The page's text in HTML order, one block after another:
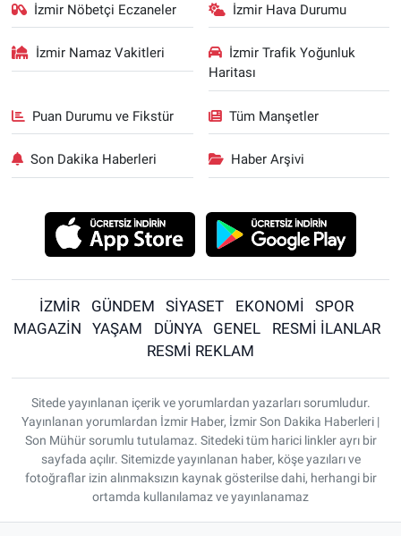
İzmir Nöbetçi Eczaneler İzmir Hava Durumu
İzmir Namaz Vakitleri
İzmir Trafik Yoğunluk
Haritası
Puan Durumu ve Fikstür Tüm Manşetler
Son Dakika Haberleri Haber Arşivi
İZMİR GÜNDEM SİYASET EKONOMİ
SPOR
MAGAZİN
YAŞAM DÜNYA GENEL
RESMİ İLANLAR
RESMİ REKLAM
Sitede yayınlanan içerik ve yorumlardan yazarları sorumludur.
Yayınlanan yorumlardan İzmir Haber, İzmir Son Dakika Haberleri |
Son Mühür sorumlu tutulamaz. Sitedeki tüm harici linkler ayrı bir
sayfada açılır. Sitemizde yayınlanan haber, köşe yazıları ve
fotoğraflar izin alınmaksızın kaynak gösterilse dahi, herhangi bir
ortamda kullanılamaz ve yayınlanamaz